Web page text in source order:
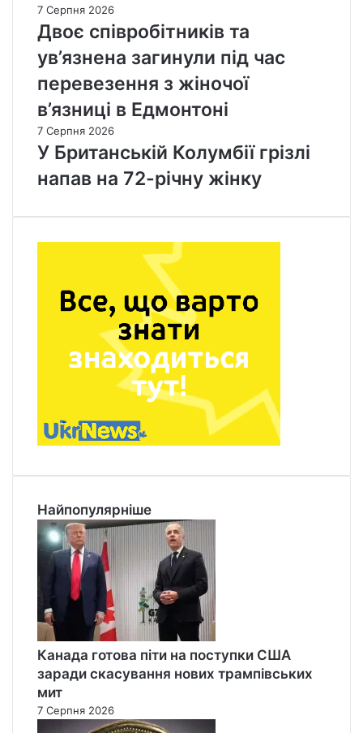
7 Серпня 2026
Двоє співробітників та
ув’язнена загинули під час
перевезення з жіночої
в’язниці в Едмонтоні
7 Серпня 2026
У Британській Колумбії грізлі
напав на 72-річну жінку
Найпопулярніше
Канада готова піти на поступки США
заради скасування нових трампівських
мит
7 Серпня 2026